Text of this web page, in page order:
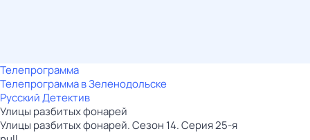
Телепрограмма
Телепрограмма в Зеленодольске
Русский Детектив
Улицы разбитых фонарей
Улицы разбитых фонарей. Сезон 14. Серия 25-я